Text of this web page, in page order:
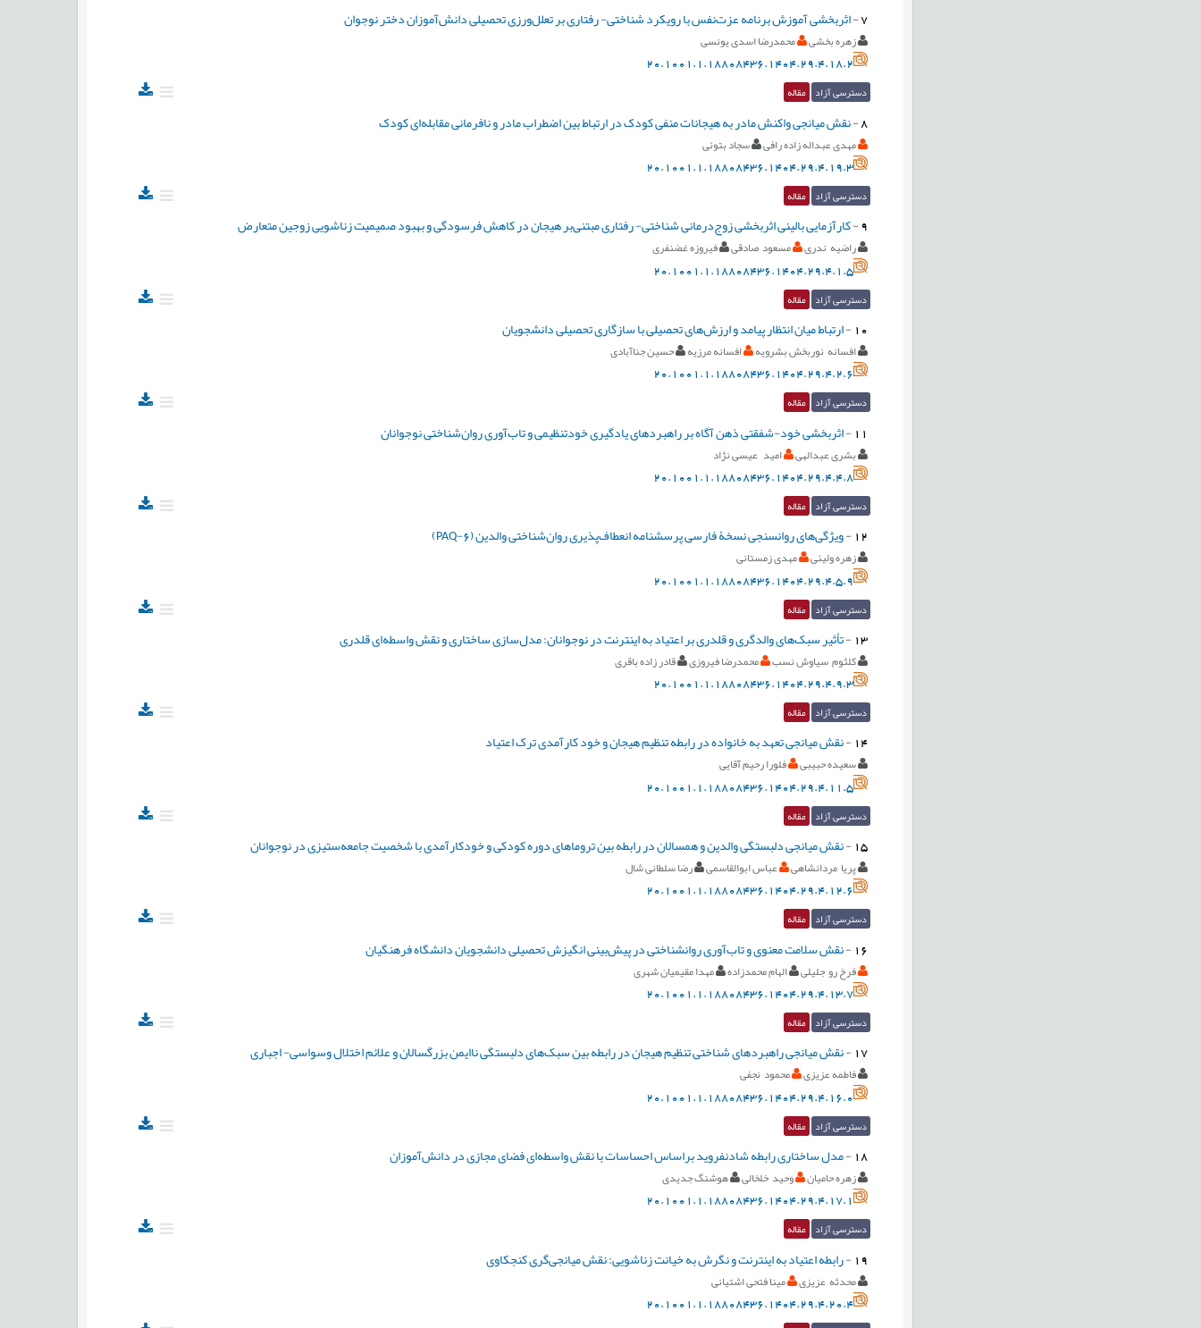
7
-اثربخشی آموزش برنامه عزت‌‌نفس با رویکرد شناختی‌‌-‌‌ رفتاری بر تعلل‌‌ورزی تحصیلی دانش‌آموزان دختر نوجوان
زهره بخشی محمدرضا اسدی یونسی
20.1001.1.18808436.1404.29.4.18.2
دسترسی آزاد مقاله
8
-نقش میانجی واکنش مادر به هیجانات منفی کودک در ارتباط بین اضطراب مادر و نافرمانی مقابله‌ای کودک
مهدی عبداله زاده رافی سجاد بتوئی
20.1001.1.18808436.1404.29.4.19.3
دسترسی آزاد مقاله
9
-کارآزمایی بالینی اثربخشی زوج‌درمانی شناختی- رفتاری مبتنی‌بر هیجان در کاهش فرسودگی و بهبود صمیمیت زناشویی زوجین متعارض
راضیه ندری مسعود صادقی فیروزه غضنفری
20.1001.1.18808436.1404.29.4.1.5
دسترسی آزاد مقاله
10
-ارتباط میان انتظار پیامد و ارزش‌های تحصیلی با سازگاری تحصیلی دانشجویان
افسانه نوربخش بشرویه افسانه مرزیه حسین جناآبادی
20.1001.1.18808436.1404.29.4.2.6
دسترسی آزاد مقاله
11
-اثربخشی خود-شفقتی ذهن آگاه بر راهبردهای یادگیری خودتنظیمی و تاب‌آوری روان‌شناختی نوجوانان
بشری عبدالهی امید عیسی نژاد
20.1001.1.18808436.1404.29.4.4.8
دسترسی آزاد مقاله
12
-ویژگی‌های روانسنجی نسخۀ فارسی پرسشنامه انعطاف‌پذیری روان‌شناختی والدین (6-PAQ)
زهره ولیئی مهدی زمستانی
20.1001.1.18808436.1404.29.4.5.9
دسترسی آزاد مقاله
13
-تأثیر سبک‌های والدگری و قلدری بر اعتیاد به اینترنت در نوجوانان: مدل‌سازی ساختاری و نقش واسطه‌ای قلدری
کلثوم سیاوش نسب محمدرضا فیروزی قادر زاده باقری
20.1001.1.18808436.1404.29.4.9.3
دسترسی آزاد مقاله
14
-نقش میانجی تعهد به خانواده در رابطه تنظیم هیجان و خود کارآمدی ترک اعتیاد
سعیده حبیبی فلورا رحیم آقایی
20.1001.1.18808436.1404.29.4.11.5
دسترسی آزاد مقاله
15
-نقش میانجی دلبستگی والدین و همسالان در رابطه بین تروما‌های دوره کودکی و خودکارآمدی با شخصیت جامعه‌ستیزی در نوجوانان
پریا مردانشاهی عباس ابوالقاسمی رضا سلطانی شال
20.1001.1.18808436.1404.29.4.12.6
دسترسی آزاد مقاله
16
-نقش سلامت معنوی و تاب‌آوری روانشناختی در پیش‌بینی انگیزش تحصیلی دانشجویان دانشگاه فرهنگیان
فرخ رو جلیلی الهام محمدزاده مهدا مقیمیان شهری
20.1001.1.18808436.1404.29.4.13.7
دسترسی آزاد مقاله
17
-نقش میانجی راهبردهای شناختی تنظیم هیجان در رابطه بین سبک‌های دلبستگی ناایمن بزرگسالان و علائم اختلال وسواسی- اجباری
فاطمه عزیزی محمود نجفی
20.1001.1.18808436.1404.29.4.16.0
دسترسی آزاد مقاله
18
-مدل ساختاری رابطه شادنفروید براساس احساسات با نقش واسطه‌ای فضای مجازی در دانش‌آموزان
زهره حامیان وحید خلخالی هوشنگ جدیدی
20.1001.1.18808436.1404.29.4.17.1
دسترسی آزاد مقاله
19
-رابطه اعتیاد به اینترنت و نگرش به خیانت زناشویی: نقش میانجی‌گری کنجکاوی
محدثه عزیزی مینا فتحی اشتیانی
20.1001.1.18808436.1404.29.4.20.4